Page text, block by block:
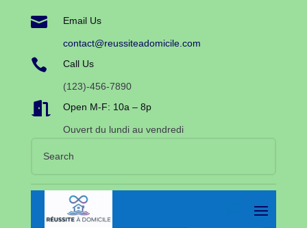
 Email Us
contact@reussiteadomicile.com
 Call Us
(123)-456-7890
 Open M-F: 10a – 8p
Ouvert du lundi au vendredi